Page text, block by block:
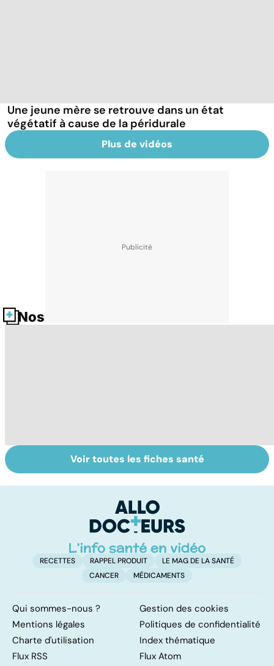
Une jeune mère se retrouve dans un état
végétatif à cause de la péridurale
Plus de vidéos
Nos fiches santé
Comment
maîtriser le
Accident
vasculaire
également
touché
Voir toutes les fiches santé
RECETTES RAPPEL PRODUIT
LE MAG DE LA SANTÉ
CANCER
MÉDICAMENTS
Qui sommes-nous ?
Gestion des cookies
Mentions légales
Politiques de confidentialité
Charte d'utilisation
Index thématique
Flux RSS
Flux Atom